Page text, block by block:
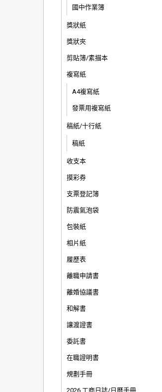
國中作業簿
獎狀紙
獎狀夾
剪貼簿/素描本
複寫紙
A4複寫紙
發票用複寫紙
稿紙/十行紙
稿紙
收支本
摸彩券
支票登記簿
防震氣泡袋
包裝紙
相片紙
履歷表
離職申請書
離婚協議書
和解書
讓渡證書
委託書
在職證明書
規劃手冊
2026 工商日誌/日曆手冊